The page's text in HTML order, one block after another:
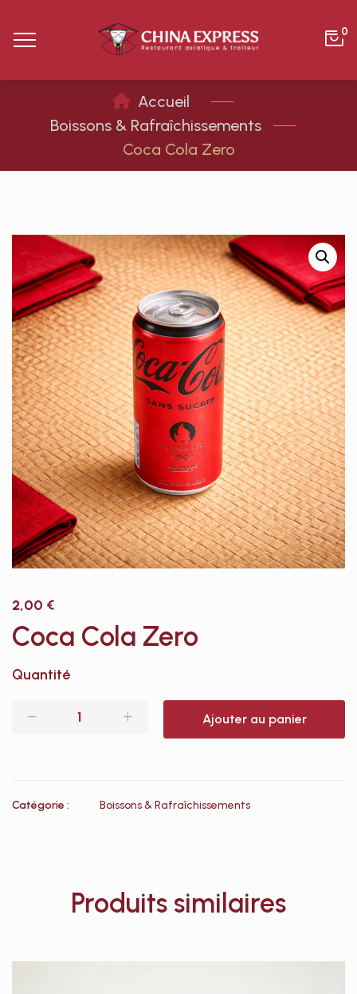
0
Boissons & Rafraîchissements
Coca Cola Zero
2,00 €
Coca Cola Zero
Quantité
Ajouter au panier
Catégorie : Boissons & Rafraîchissements
Produits similaires